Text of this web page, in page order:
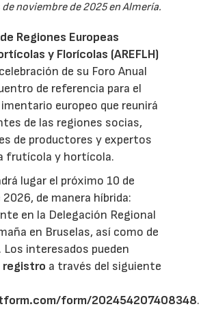
noviembre de 2025 en Almería.
Regiones Europeas
y Florícolas (AREFLH)
de su Foro Anual
de referencia para el
europeo que reunirá
de las regiones socias,
de productores y expertos
frutícola y hortícola.
lugar el próximo 10 de
de manera híbrida:
en la Delegación Regional
en Bruselas, así como de
interesados pueden
registro a través del siguiente
form/202454207408348.